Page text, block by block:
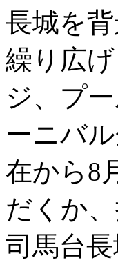
長城を
繰り広
ジ、プ
ーニバ
在から8
だくか
司馬台